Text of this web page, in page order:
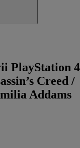
PlayStation
Creed /
Addams